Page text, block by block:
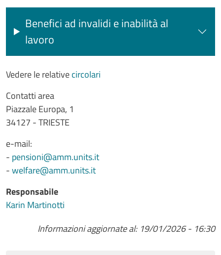
Benefici ad invalidi e inabilità al
lavoro
Vedere le relativecircolari
Contatti area
Piazzale Europa, 1
34127 - TRIESTE
e-mail:
- pensioni@amm.units.it
-welfare@amm.units.it
Responsabile
Karin Martinotti
Informazioni aggiornate al: 19/01/2026 - 16:30